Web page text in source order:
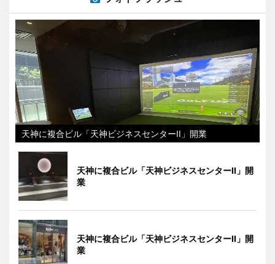
天神に複合ビル「天神ビジネスセンターII」開業
天神に複合ビル「天神ビジネスセンターII」開
業
天神に複合ビル「天神ビジネスセンターII」開
業